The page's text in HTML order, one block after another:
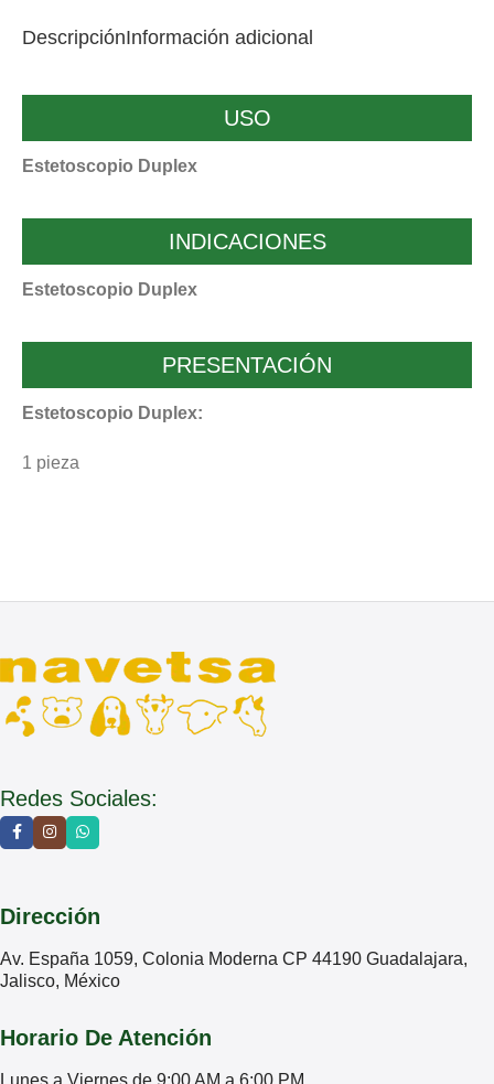
DescripciónInformación adicional
USO
Estetoscopio Duplex
INDICACIONES
Estetoscopio Duplex
PRESENTACIÓN
Estetoscopio Duplex:
1 pieza
Redes Sociales:
Dirección
Av. España 1059, Colonia Moderna CP 44190 Guadalajara,
Jalisco, México
Horario De Atención
Lunes a Viernes de 9:00 AM a 6:00 PM